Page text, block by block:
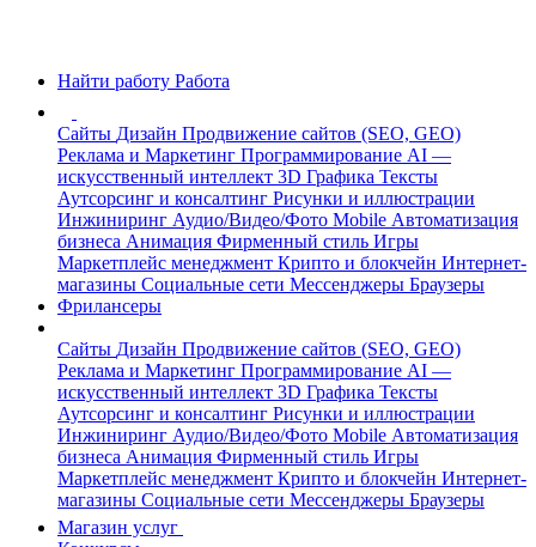
Найти работу Работа
Сайты Дизайн Продвижение сайтов (SEO, GEO)
Реклама и Маркетинг Программирование AI —
искусственный интеллект 3D Графика Тексты
Аутсорсинг и консалтинг Рисунки и иллюстрации
Инжиниринг Аудио/Видео/Фото Mobile Автоматизация
бизнеса Анимация Фирменный стиль Игры
Маркетплейс менеджмент Крипто и блокчейн Интернет-
магазины Социальные сети Мессенджеры Браузеры
Фрилансеры
Сайты Дизайн Продвижение сайтов (SEO, GEO)
Реклама и Маркетинг Программирование AI —
искусственный интеллект 3D Графика Тексты
Аутсорсинг и консалтинг Рисунки и иллюстрации
Инжиниринг Аудио/Видео/Фото Mobile Автоматизация
бизнеса Анимация Фирменный стиль Игры
Маркетплейс менеджмент Крипто и блокчейн Интернет-
магазины Социальные сети Мессенджеры Браузеры
Магазин услуг